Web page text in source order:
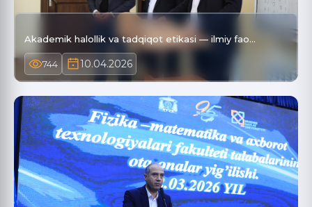
Akademik halollik va tadqiqot etikasi — ilmiy fao…
744 10.04.2026